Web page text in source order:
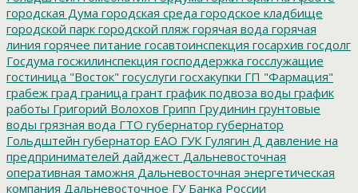
городская Дума городская среда городское кладбище
городской парк городской пляж горячая вода горячая
линия горячее питание госавтоинспекция госархив госдолг
Госдума госжилинспекция господдержка госслужащие
гостиница "Восток" госуслуги госхакупки ГП "Фармация"
грабеж град граница грант график подвоза воды график
работы Григорий Волохов Грипп Грудинин грунтовые
воды грязная вода ГТО губернатор губернатор
Гольдштейн губернатор ЕАО ГУК Гулягин Д давление на
предпринимателей дайджест Дальневосточная
оперативная таможня Дальневосточная энергетическая
компания Дальневосточное ГУ Банка России